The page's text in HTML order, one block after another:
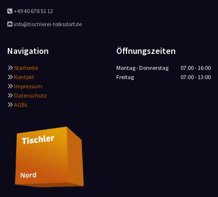
+49 40 678 51 12
 info@tischlerei-tolksdorf.de
Navigation
Startseite
 Kontakt
 Impressum
 Datenschutz
AGBs
Öffnungszeiten
Montag - Donnerstag
07:00 - 16:00
Freitag
07:00 - 13:00